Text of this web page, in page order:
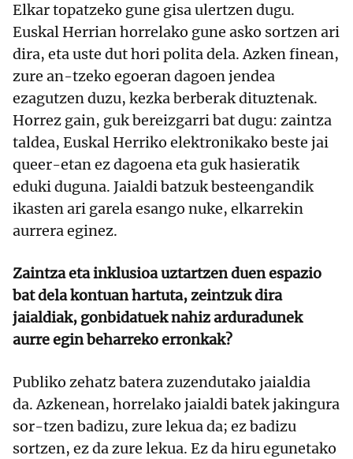
Elkar topatzeko gune gisa ulertzen dugu.
Euskal Herrian horrelako gune asko sortzen ari
dira, eta uste dut hori polita dela. Azken finean,
zure an-tzeko egoeran dagoen jendea
ezagutzen duzu, kezka berberak dituztenak.
Horrez gain, guk bereizgarri bat dugu: zaintza
taldea, Euskal Herriko elektronikako beste jai
queer-etan ez dagoena eta guk hasieratik
eduki duguna. Jaialdi batzuk besteengandik
ikasten ari garela esango nuke, elkarrekin
aurrera eginez.
Zaintza eta inklusioa uztartzen duen espazio
bat dela kontuan hartuta, zeintzuk dira
jaialdiak, gonbidatuek nahiz arduradunek
aurre egin beharreko erronkak?
Publiko zehatz batera zuzendutako jaialdia
da. Azkenean, horrelako jaialdi batek jakingura
sor-tzen badizu, zure lekua da; ez badizu
sortzen, ez da zure lekua. Ez da hiru egunetako